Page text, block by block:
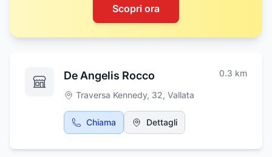
Scopri ora
De Angelis Rocco 0.3 km
Traversa Kennedy, 32, Vallata
Chiama Dettagli